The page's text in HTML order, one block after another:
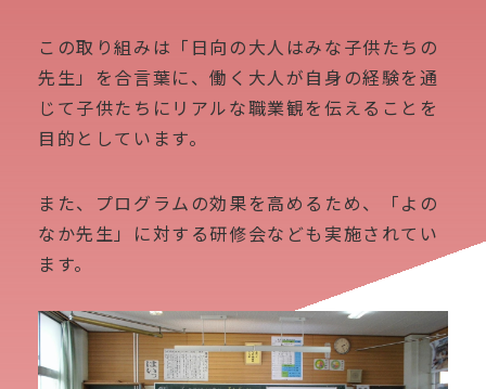
この取り組みは「日向の大人はみな子供たちの
先生」を合言葉に、働く大人が自身の経験を通
じて子供たちにリアルな職業観を伝えることを
目的としています。
また、プログラムの効果を高めるため、「よの
なか先生」に対する研修会なども実施されてい
ます。